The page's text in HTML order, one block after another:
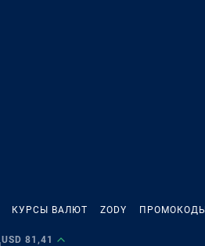
КУРСЫ ВАЛЮТ ZODY ПРОМОКОДЫ
USD 81,41